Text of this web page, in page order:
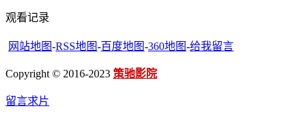
观看记录
网站地图-RSS地图-百度地图-360地图-给我留言
Copyright © 2016-2023 策驰影院
留言求片